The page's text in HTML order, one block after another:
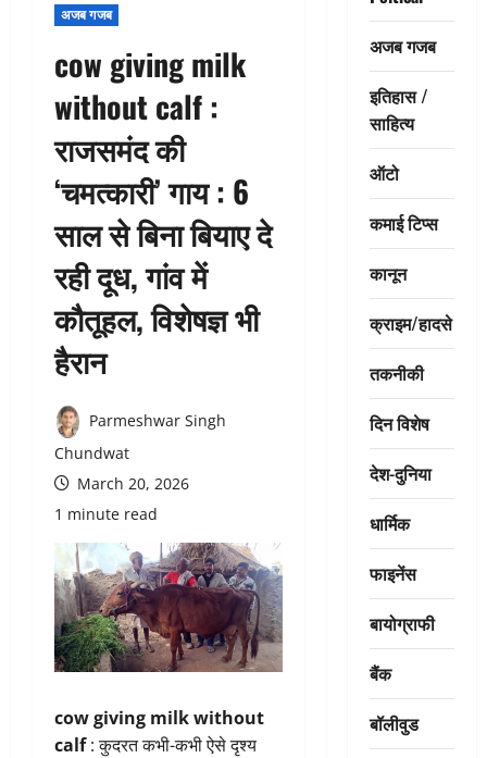
अजब गजब
cow giving milk
without calf :
राजसमंद की
‘चमत्कारी’ गाय : 6
साल से बिना बियाए दे
रही दूध, गांव में
कौतूहल, विशेषज्ञ भी
हैरान
Parmeshwar Singh
Chundwat
March 20, 2026
1 minute read
cow giving milk without
calf: कुदरत कभी-कभी ऐसे दृश्य
अजब गजब
इतिहास /
साहित्य
ऑटो
कमाई टिप्स
कानून
क्राइम/हादसे
तकनीकी
दिन विशेष
देश-दुनिया
धार्मिक
फाइनेंस
बायोग्राफी
बैंक
बॉलीवुड